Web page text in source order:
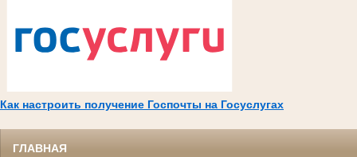
Как настроить получение Госпочты на Госуслугах
ГЛАВНАЯ